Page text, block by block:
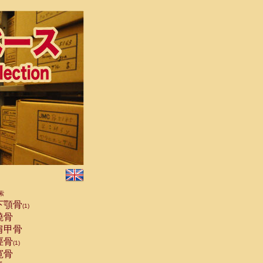
顎骨(1)
骨
甲骨
骨(1)
骨